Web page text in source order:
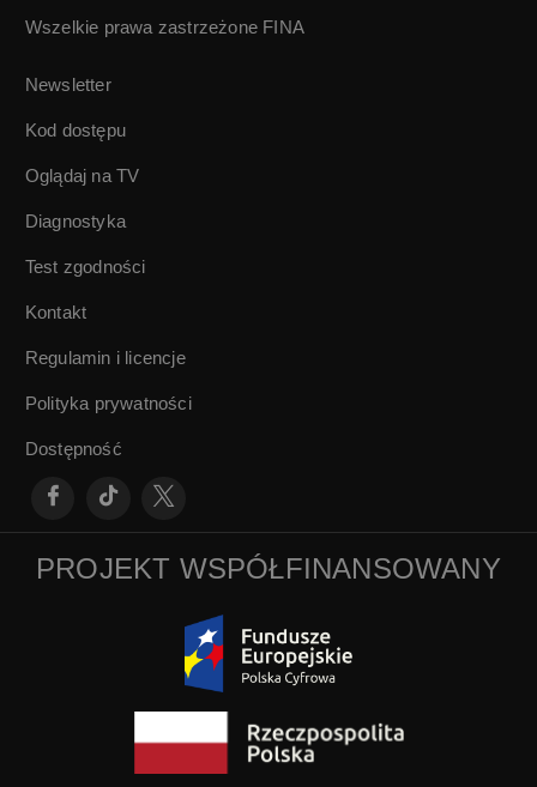
Opowiadania
Finezje literackie |
Opowiadania
Wszelkie prawa zastrzeżone FINA
Newsletter
Kod dostępu
Oglądaj na TV
Diagnostyka
Test zgodności
Kontakt
Regulamin i licencje
Polityka prywatności
Dostępność
PROJEKT WSPÓŁFINANSOWANY